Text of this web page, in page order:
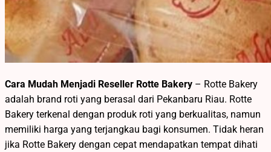
Cara Mudah Menjadi Reseller Rotte Bakery – Rotte Bakery
adalah brand roti yang berasal dari Pekanbaru Riau. Rotte
Bakery terkenal dengan produk roti yang berkualitas, namun
memiliki harga yang terjangkau bagi konsumen. Tidak heran
jika Rotte Bakery dengan cepat mendapatkan tempat dihati